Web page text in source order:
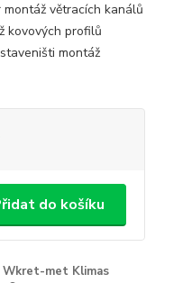
větracích kanálů
kovových profilů
montáž
do košíku
Wkret-met Klimas